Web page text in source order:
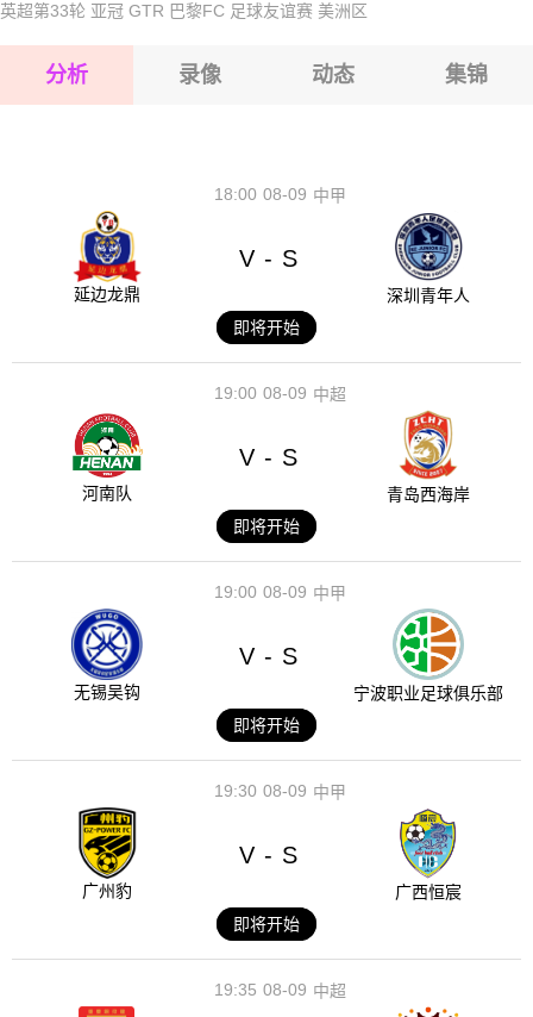
2026-08-15 【奥丙】 卡尔斯多夫VS瓦勒恩
英超第33轮 亚冠 GTR 巴黎FC 足球友谊赛 美洲区
分析 录像 动态 集锦
08-09
18:00 中甲
延边龙鼎
V - S
深圳青年人
即将开始
08-09
19:00 中超
河南队
V - S
青岛西海岸
即将开始
08-09
19:00 中甲
无锡吴钩
V - S
宁波职业足球俱乐部
即将开始
08-09
19:30 中甲
广州豹
V - S
广西恒宸
即将开始
08-09
19:35 中超